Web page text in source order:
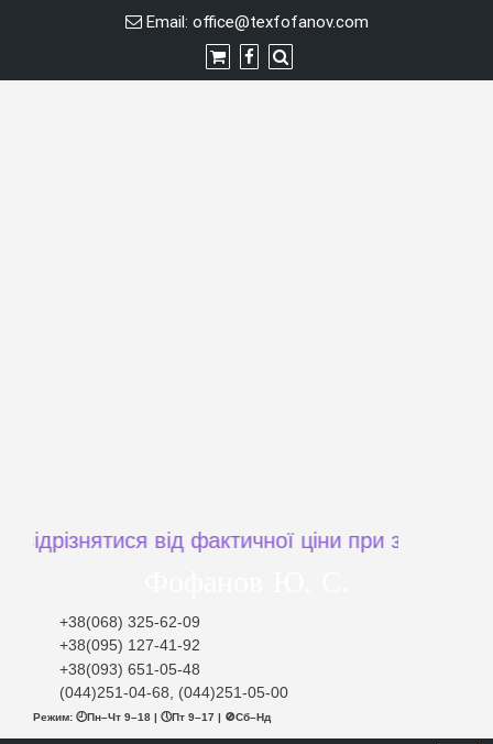
Email: office@texfofanov.com
від фактичної ціни при замовленні
+38(068) 325-62-09
+38(095) 127-41-92
+38(093) 651-05-48
(044)251-04-68, (044)251-05-00
Режим: 🕘Пн–Чт 9–18 | 🕔Пт 9–17 | 🚫Сб–Нд